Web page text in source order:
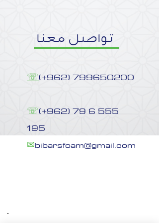
تواصل معنا
☏(+962) 799650200
☏(+962) 79 6 555
195
✉bibarsfoam@gmail.com